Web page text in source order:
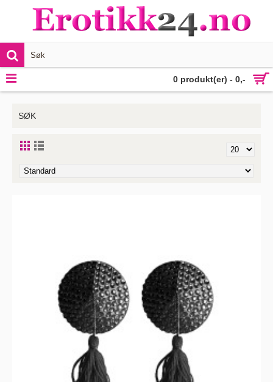
0 produkt(er) - 0,-
SØK